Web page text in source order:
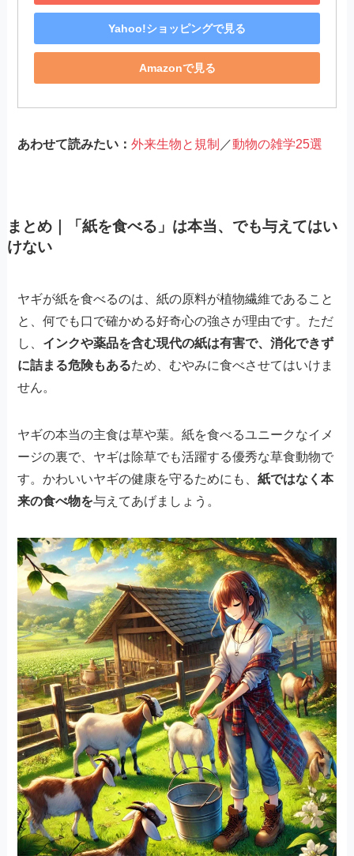
Yahoo!ショッピングで見る
Amazonで見る
あわせて読みたい：外来生物と規制 ／動物の雑学25選
まとめ｜「紙を食べる」は本当、でも与えてはい
けない
ヤギが紙を食べるのは、紙の原料が植物繊維であること
と、何でも口で確かめる好奇心の強さが理由です。ただ
し、 インクや薬品を含む現代の紙は有害で、消化できず
に詰まる危険もあるため、むやみに食べさせてはいけま
せん。
ヤギの本当の主食は草や葉。紙を食べるユニークなイメ
ージの裏で、ヤギは除草でも活躍する優秀な草食動物で
す。かわいいヤギの健康を守るためにも、紙ではなく本
来の食べ物を与えてあげましょう。